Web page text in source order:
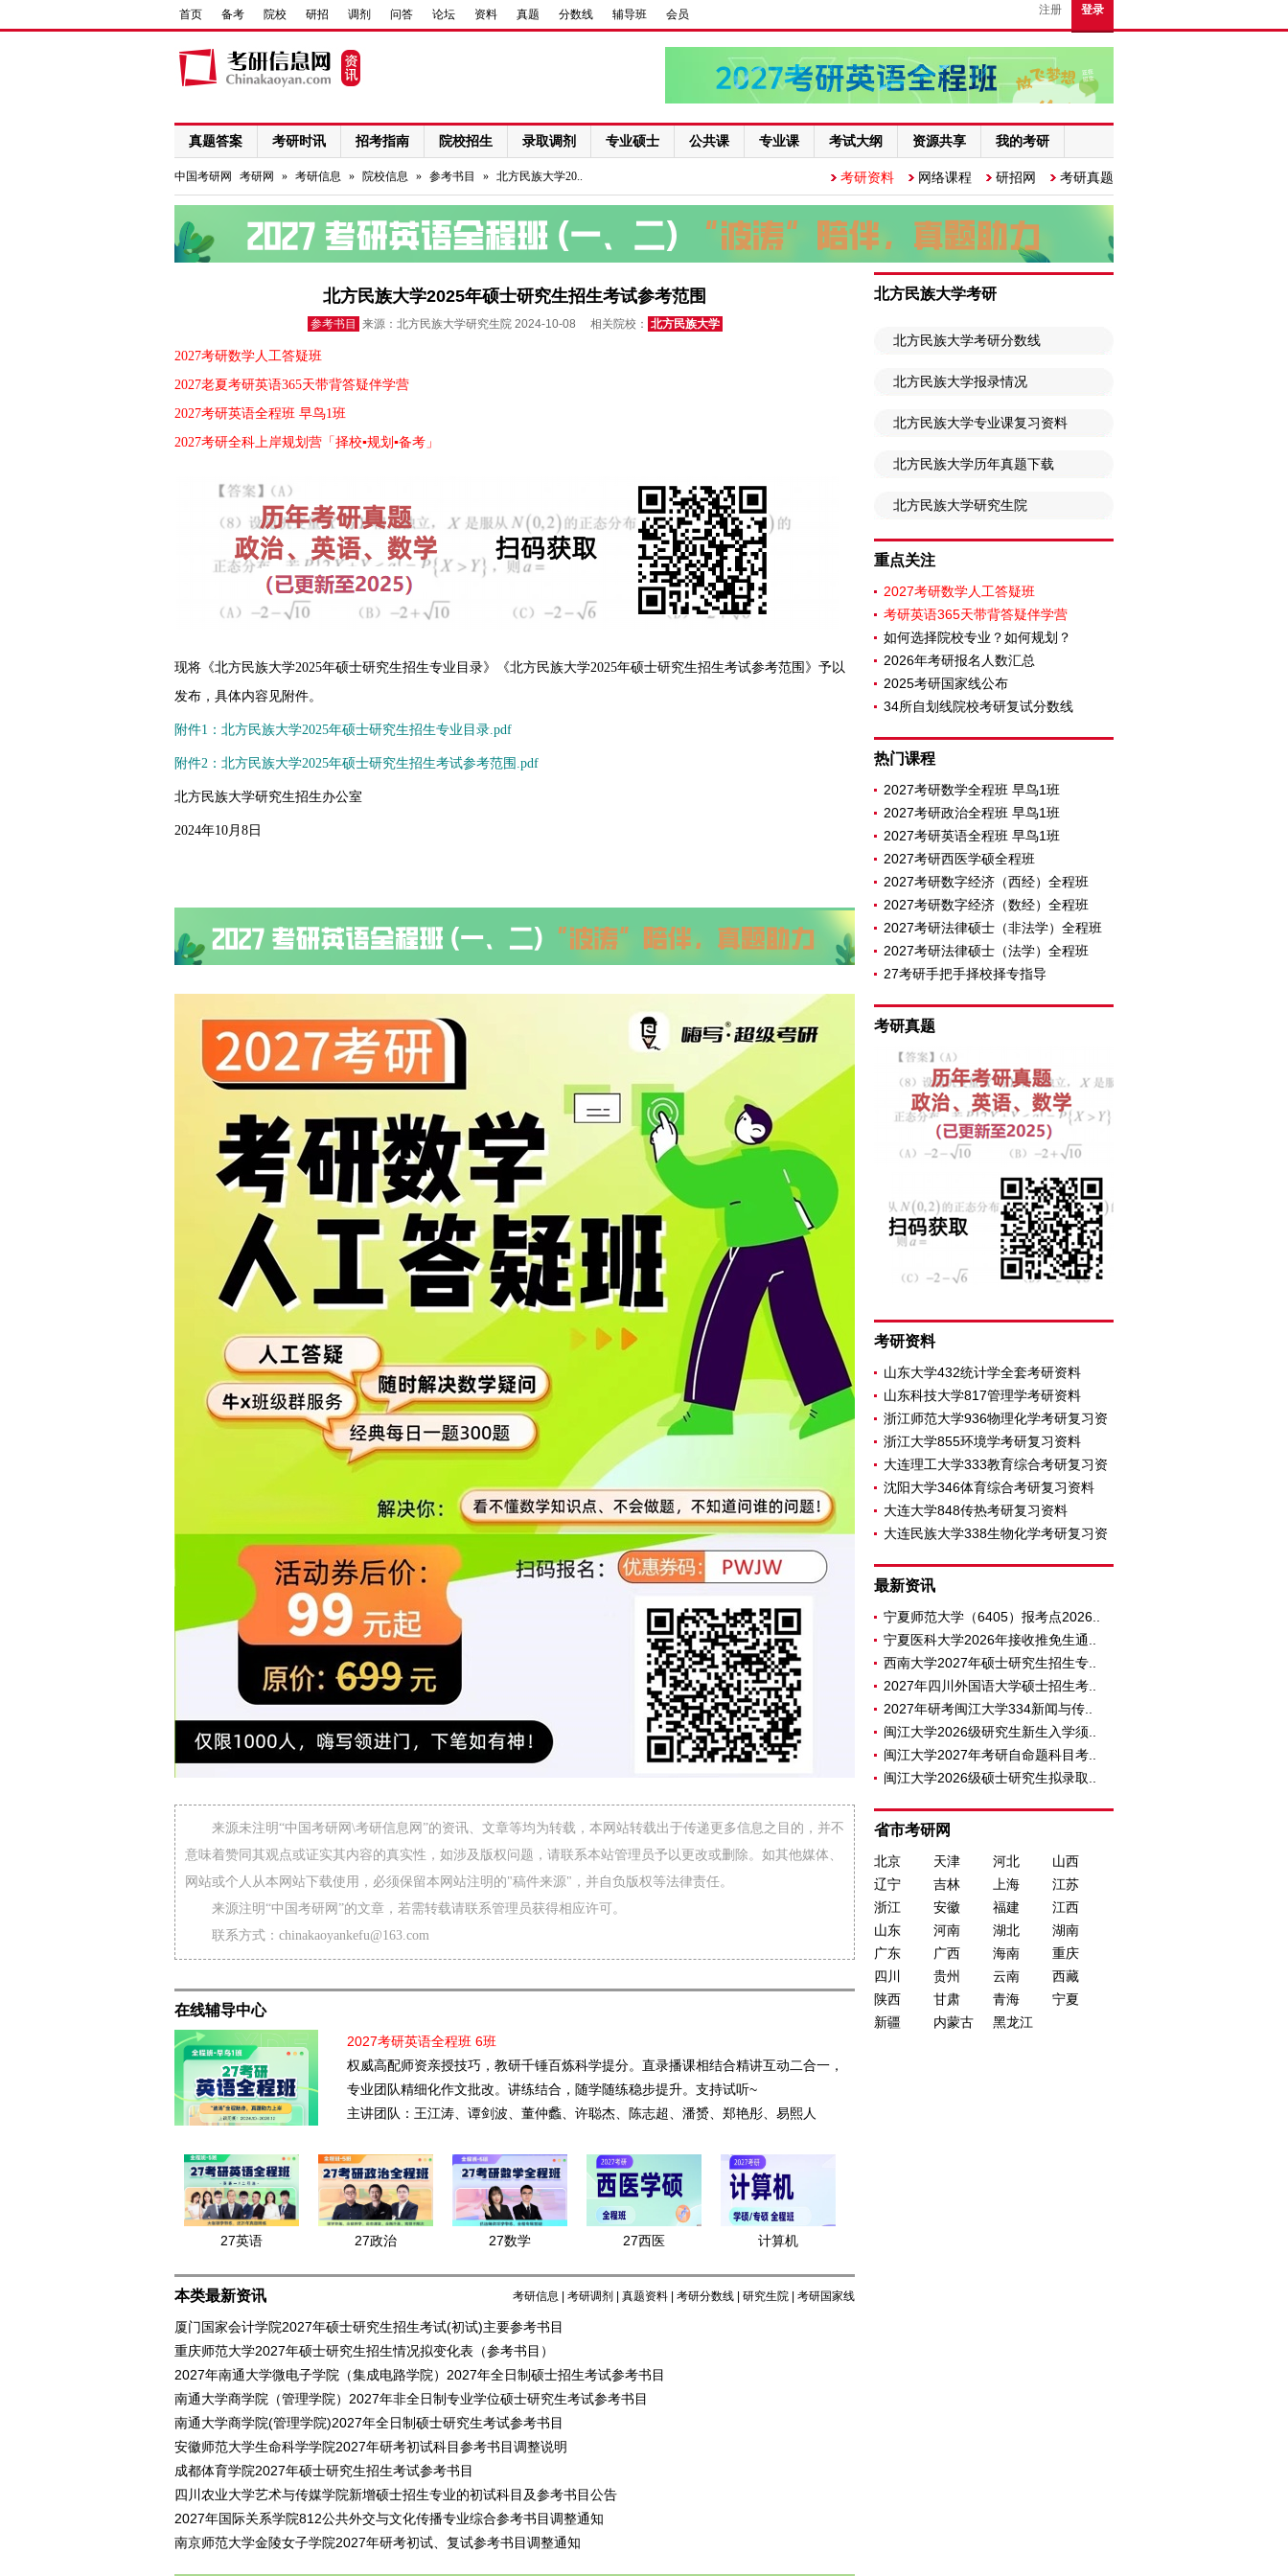
首页 备考 院校 研招 调剂 问答 论坛 资料 真题 分数线 辅导班 会员 注册 登录
真题答案 考研时讯 招考指南 院校招生 录取调剂 专业硕士 公共课 专业课 考试大纲 资源共享 我的考研
网络课程
中国考研网 考研网 » 考研信息 » 院校信息 » 参考书目 » 北方民族大学20.. 考研资料 网络课程 研招网 考研真题
北方民族大学2025年硕士研究生招生考试参考范围
参考书目 来源：北方民族大学研究生院 2024-10-08 相关院校： 北方民族大学
2027考研数学人工答疑班
2027老夏考研英语365天带背答疑伴学营
2027考研英语全程班 早鸟1班
2027考研全科上岸规划营「择校▪规划▪备考」
现将《北方民族大学2025年硕士研究生招生专业目录》《北方民族大学2025年硕士研究生招生考试参考范围》予以
发布，具体内容见附件。
附件1：北方民族大学2025年硕士研究生招生专业目录.pdf
附件2：北方民族大学2025年硕士研究生招生考试参考范围.pdf
北方民族大学研究生招生办公室
2024年10月8日
来源未注明“中国考研网\考研信息网”的资讯、文章等均为转载，本网站转载出于传递更多信息之目的，并不
意味着赞同其观点或证实其内容的真实性，如涉及版权问题，请联系本站管理员予以更改或删除。如其他媒体、
网站或个人从本网站下载使用，必须保留本网站注明的"稿件来源"，并自负版权等法律责任。
来源注明“中国考研网”的文章，若需转载请联系管理员获得相应许可。
联系方式：chinakaoyankefu@163.com
在线辅导中心
2027考研英语全程班 6班
权威高配师资亲授技巧，教研千锤百炼科学提分。直录播课相结合精讲互动二合一，
专业团队精细化作文批改。讲练结合，随学随练稳步提升。支持试听~
主讲团队：王江涛、谭剑波、董仲蠡、许聪杰、陈志超、潘赟、郑艳彤、易熙人
27英语 27政治 27数学 27西医 计算机
本类最新资讯 考研信息 考研调剂 真题资料 考研分数线 研究生院 考研国家线
厦门国家会计学院2027年硕士研究生招生考试(初试)主要参考书目
重庆师范大学2027年硕士研究生招生情况拟变化表（参考书目）
2027年南通大学微电子学院（集成电路学院）2027年全日制硕士招生考试参考书目
南通大学商学院（管理学院）2027年非全日制专业学位硕士研究生考试参考书目
南通大学商学院(管理学院)2027年全日制硕士研究生考试参考书目
安徽师范大学生命科学学院2027年研考初试科目参考书目调整说明
成都体育学院2027年硕士研究生招生考试参考书目
四川农业大学艺术与传媒学院新增硕士招生专业的初试科目及参考书目公告
2027年国际关系学院812公共外交与文化传播专业综合参考书目调整通知
南京师范大学金陵女子学院2027年研考初试、复试参考书目调整通知
北方民族大学考研
北方民族大学考研分数线
北方民族大学报录情况
北方民族大学专业课复习资料
北方民族大学历年真题下载
北方民族大学研究生院
重点关注
2027考研数学人工答疑班
考研英语365天带背答疑伴学营
如何选择院校专业？如何规划？
2026年考研报名人数汇总
2025考研国家线公布
34所自划线院校考研复试分数线
热门课程
2027考研数学全程班 早鸟1班
2027考研政治全程班 早鸟1班
2027考研英语全程班 早鸟1班
2027考研西医学硕全程班
2027考研数字经济（西经）全程班
2027考研数字经济（数经）全程班
2027考研法律硕士（非法学）全程班
2027考研法律硕士（法学）全程班
27考研手把手择校择专指导
考研真题
考研资料
山东大学432统计学全套考研资料
山东科技大学817管理学考研资料
浙江师范大学936物理化学考研复习资
浙江大学855环境学考研复习资料
大连理工大学333教育综合考研复习资
沈阳大学346体育综合考研复习资料
大连大学848传热考研复习资料
大连民族大学338生物化学考研复习资
最新资讯
宁夏师范大学（6405）报考点2026..
宁夏医科大学2026年接收推免生通..
西南大学2027年硕士研究生招生专..
2027年四川外国语大学硕士招生考..
2027年研考闽江大学334新闻与传..
闽江大学2026级研究生新生入学须..
闽江大学2027年考研自命题科目考..
闽江大学2026级硕士研究生拟录取..
省市考研网
北京 天津 河北
山西
辽宁
吉林 上海
江苏
浙江
安徽 福建
江西
山东
河南 湖北
湖南
广东
广西 海南
重庆
四川
贵州 云南
西藏
陕西
甘肃 青海
宁夏
新疆
内蒙古 黑龙江